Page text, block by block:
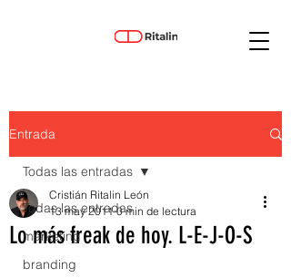
Entrada
Todas las entradas
marketing
branding
Todas las entradas
Lo más freak de hoy. L-E-J-O-S
Cristián Ritalin León
13 may 2011 0 min de lectura